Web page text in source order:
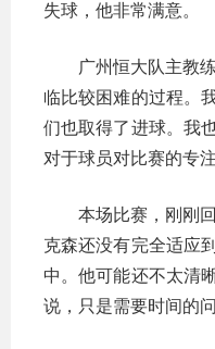
失球，他非常满意。
广州恒大队主教
临比较困难的过程。
们也取得了进球。我
对于球员对比赛的专
本场比赛，刚刚
克森还没有完全适应
中。他可能还不太清
说，只是需要时间的